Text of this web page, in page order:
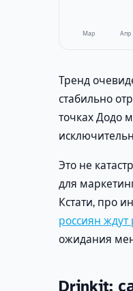
Мар Апр
Тренд
стабильно
точках Додо
Это не
для
Кстати, про
россиян ждут
ожидания
Drinkit: